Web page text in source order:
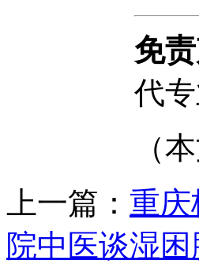
免
代专
（
上一篇： 重庆
院中医谈湿